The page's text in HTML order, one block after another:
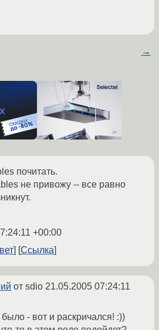
→
почитать.
не привожу -- все равно
+00:00
Ссылка
от sdio 21.05.2005 07:24:11
- вот и раскричался! :))